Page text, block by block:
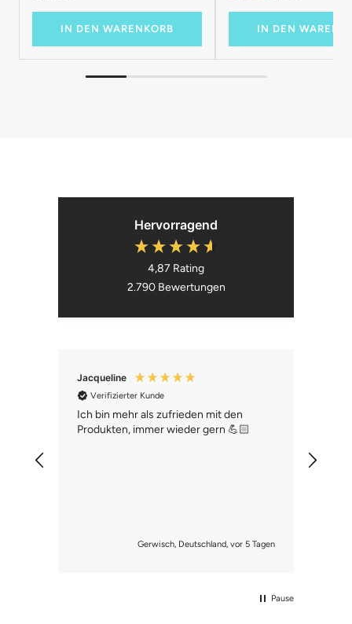
IN DEN WARENKORB IN DEN
Hervorragend
4,87 Rating
2.790 Bewertungen
Jacqueline
Verifizierter Kunde
Ich bin mehr als zufrieden mit den
Produkten, immer wieder gern 💪🏻
Gerwisch, Deutschland, vor 5 Tagen
Pause